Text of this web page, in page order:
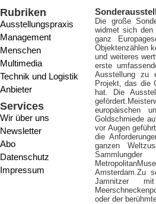
Rubriken
Ausstellungspraxis
Management
Menschen
Multimedia
Technik und Logistik
Anbieter
Services
Wir über uns
Newsletter
Abo
Datenschutz
Impressum
Die große
widmet sich den
ganz
Objektenzählen
und weiteres
erste
Ausstellung zu
Projekt, das die
hat. Die
europäischen
Goldschmiede
vor Augen
die
ganzen
Amsterdam.Zu
Jamnitzer
oder der